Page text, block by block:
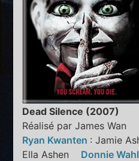
Dead Silence (2007)
Réalisé par James Wan
Ryan Kwanten : Jamie
Ella Ashen Donnie